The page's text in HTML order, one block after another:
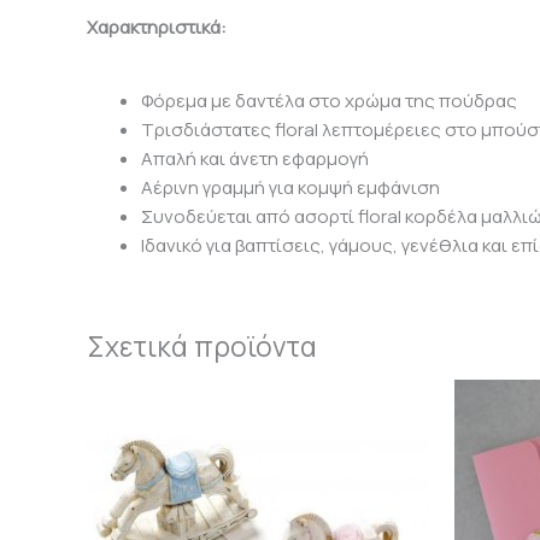
Χαρακτηριστικά:
Φόρεμα με δαντέλα στο χρώμα της πούδρας
Τρισδιάστατες floral λεπτομέρειες στο
Απαλή και άνετη εφαρμογή
Αέρινη γραμμή για κομψή εμφάνιση
Συνοδεύεται από ασορτί floral κορδέλα
Ιδανικό για βαπτίσεις, γάμους, γενέθλια και
Σχετικά προϊόντα